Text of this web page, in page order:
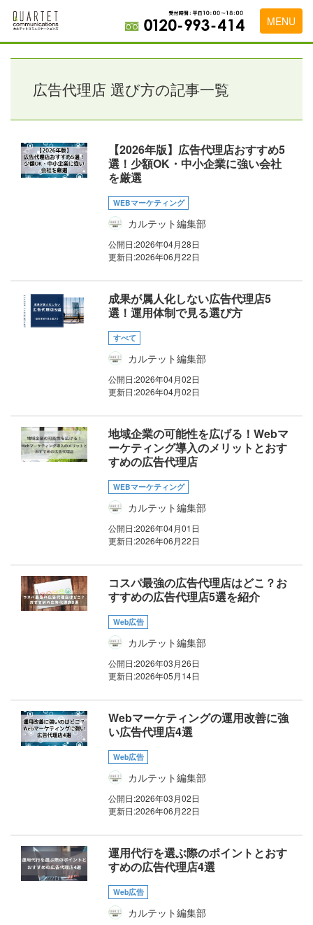
MENU
トップページ
料金表
初めて導入をお考えの方
代理店の乗り換えをお考えの方
広告代理店・HP制作会社様へ
お申し込みから運用開始までの流れ
お問い合わせ
広告代理店 選び方の記事一覧
【2026年版】広告代理店おすすめ5
選！少額OK・中小企業に強い会社
を厳選
WEBマーケティング
カルテット編集部
公開日:2026年04月28日
更新日:2026年06月22日
成果が属人化しない広告代理店5
選！運用体制で見る選び方
すべて
カルテット編集部
公開日:2026年04月02日
更新日:2026年04月02日
地域企業の可能性を広げる！Webマ
ーケティング導入のメリットとおす
すめの広告代理店
WEBマーケティング
カルテット編集部
公開日:2026年04月01日
更新日:2026年06月22日
コスパ最強の広告代理店はどこ？お
すすめの広告代理店5選を紹介
Web広告
カルテット編集部
公開日:2026年03月26日
更新日:2026年05月14日
Webマーケティングの運用改善に強
い広告代理店4選
Web広告
カルテット編集部
公開日:2026年03月02日
更新日:2026年06月22日
運用代行を選ぶ際のポイントとおす
すめの広告代理店4選
Web広告
カルテット編集部